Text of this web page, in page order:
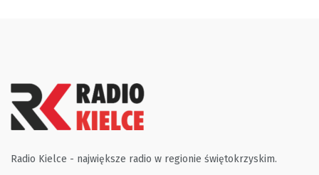
Radio Kielce - największe radio w regionie świętokrzyskim.